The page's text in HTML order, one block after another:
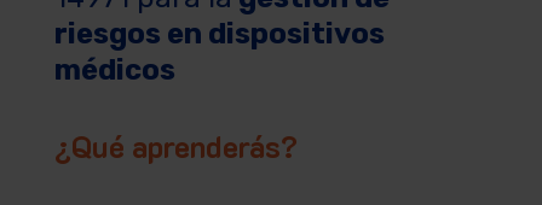
riesgos en dispositivos
médicos
¿Qué aprenderás?